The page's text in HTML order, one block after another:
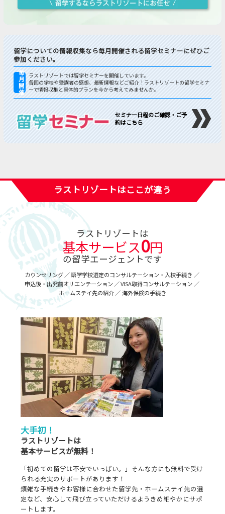
留学についての情報収集なら毎月開催される留学セミナーにぜひご
参加ください。
毎
月
開
催
ラストリゾートでは留学セミナーを開催しています。
各国の学校や受講者の感想、最新情報などご紹介！ラストリゾートの留学セミナ
ーで情報収集と具体的プランを今から考えてみませんか。
セミナー日程のご確認・ご予
約はこちら
ラストリゾートはここが違う
ラストリゾートは
基本サービス0円
の留学エージェントです
カウンセリング
語学学校選定のコンサルテーション・入校手続き
申込後・出発前オリエンテーション
VISA取得コンサルテーション
ホームステイ先の紹介
海外保険の手続き
大手初！
ラストリゾートは
基本サービスが無料！
「初めての留学は不安でいっぱい。」そんな方にも無料で受け
られる充実のサポートがあります！
煩雑な手続きやお客様に合わせた留学先・ホームステイ先の選
定など、安心して飛び立っていただけるようきめ細やかにサポ
ートします。